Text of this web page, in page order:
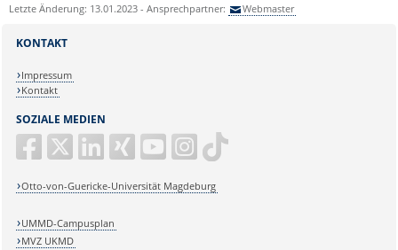
Letzte Änderung: 13.01.2023 - Ansprechpartner: Webmaster
SOZIALE MEDIEN
Otto-von-Guericke-Universität Magdeburg
KONTAKT
Impressum
Kontakt
UMMD-Campusplan
MVZ UKMD